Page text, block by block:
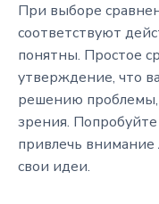
При выборе
соответствуют
понятны. Простое
утверждение, что
решению
зрения.
привлечь
свои идеи.